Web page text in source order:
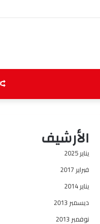
الأرشيف
يناير 2025
فبراير 2017
يناير 2014
ديسمبر 2013
نوفمبر 2013